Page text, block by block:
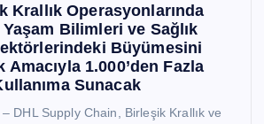
Krallık Operasyonlarında
Bilimleri ve Sağlık
Büyümesini
Amacıyla 1.000’den Fazla
Sunacak
DHL Supply Chain, Birleşik Krallık ve